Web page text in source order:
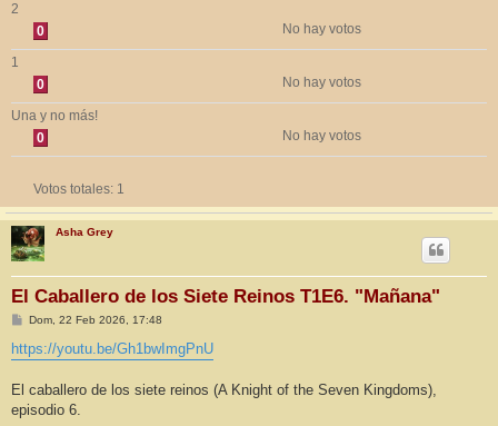
2
0
No hay votos
1
0
No hay votos
Una y no más!
0
No hay votos
Votos totales: 1
Asha Grey
El Caballero de los Siete Reinos T1E6. "Mañana"
M
n
s
e
Dom, 22 Feb 2026, 17:48
https://youtu.be/Gh1bwImgPnU
El caballero de los siete reinos (A Knight of the Seven Kingdoms),
episodio 6.